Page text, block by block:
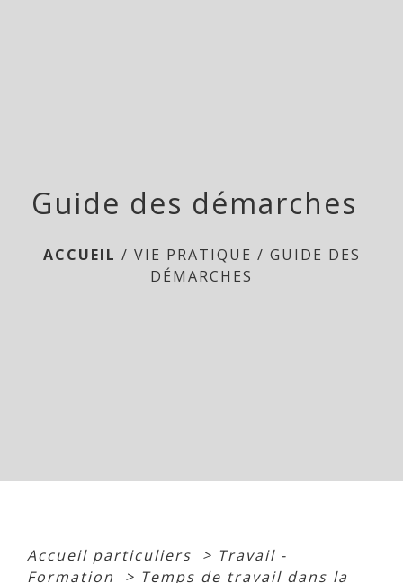
Guide des démarches
ACCUEIL / VIE PRATIQUE / GUIDE DES
DÉMARCHES
Accueil particuliers > Travail -
Formation
> Temps de travail dans la